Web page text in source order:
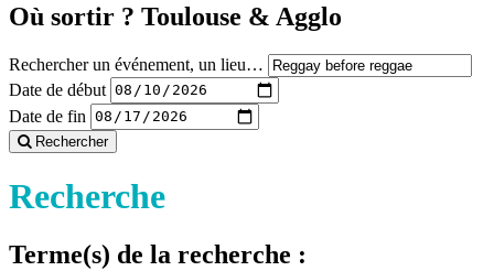
Où sortir ? Toulouse & Agglo
Rechercher un événement, un lieu…
Date de début
Date de fin
Rechercher
Recherche
Terme(s) de la recherche :